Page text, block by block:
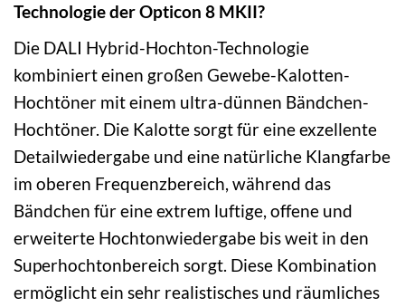
Technologie der Opticon 8 MKII?
Die DALI Hybrid-Hochton-Technologie
kombiniert einen großen Gewebe-Kalotten-
Hochtöner mit einem ultra-dünnen Bändchen-
Hochtöner. Die Kalotte sorgt für eine exzellente
Detailwiedergabe und eine natürliche Klangfarbe
im oberen Frequenzbereich, während das
Bändchen für eine extrem luftige, offene und
erweiterte Hochtonwiedergabe bis weit in den
Superhochtonbereich sorgt. Diese Kombination
ermöglicht ein sehr realistisches und räumliches